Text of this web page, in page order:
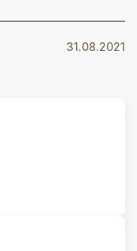
31.08.2021